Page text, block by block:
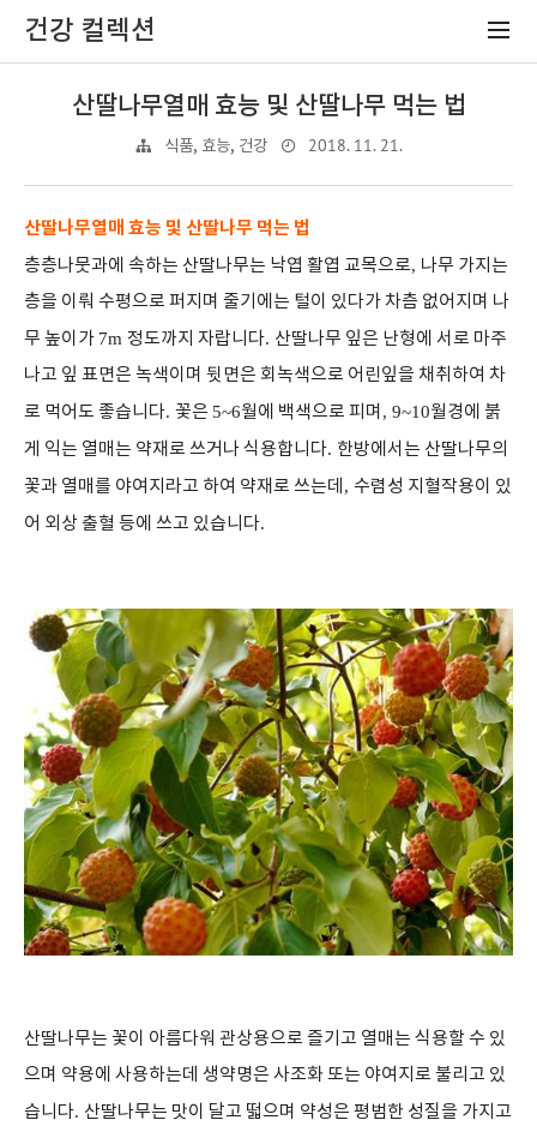
건강 컬렉션
산딸나무열매 효능 및 산딸나무 먹는 법
식품, 효능, 건강 2018. 11. 21.
산딸나무열매 효능 및 산딸나무 먹는 법
층층나뭇과에 속하는 산딸나무는 낙엽 활엽 교목으로, 나무 가지는
층을 이뤄 수평으로 퍼지며 줄기에는 털이 있다가 차츰 없어지며 나
무 높이가 7m 정도까지 자랍니다. 산딸나무 잎은 난형에 서로 마주
나고 잎 표면은 녹색이며 뒷면은 회녹색으로 어린잎을 채취하여 차
로 먹어도 좋습니다. 꽃은 5~6월에 백색으로 피며 , 9~10월경에 붉
게 익는 열매는 약재로 쓰거나 식용합니다. 한방에서는 산딸나무의
꽃과 열매를 야여지라고 하여 약재로 쓰는데 , 수렴성 지혈작용이 있
어 외상 출혈 등에 쓰고 있습니다.
산딸나무는 꽃이 아름다워 관상용으로 즐기고 열매는 식용할 수 있
으며 약용에 사용하는데 생약명은 사조화 또는 야여지로 불리고 있
습니다. 산딸나무는 맛이 달고 떫으며 약성은 평범한 성질을 가지고